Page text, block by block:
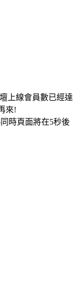
上線會員數已經達
來!
時頁面將在5秒後